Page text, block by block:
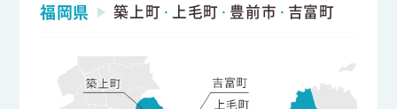
福岡県 築上町 ・ 上毛町 ・ 豊前市 ・ 吉富町